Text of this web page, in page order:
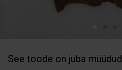
See toode on juba müüdud